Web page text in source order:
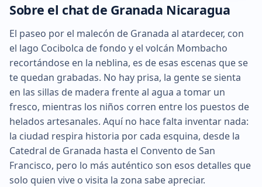
Sobre el chat de Granada Nicaragua
El paseo por el malecón de Granada al atardecer, con
el lago Cocibolca de fondo y el volcán Mombacho
recortándose en la neblina, es de esas escenas que se
te quedan grabadas. No hay prisa, la gente se sienta
en las sillas de madera frente al agua a tomar un
fresco, mientras los niños corren entre los puestos de
helados artesanales. Aquí no hace falta inventar nada:
la ciudad respira historia por cada esquina, desde la
Catedral de Granada hasta el Convento de San
Francisco, pero lo más auténtico son esos detalles que
solo quien vive o visita la zona sabe apreciar.